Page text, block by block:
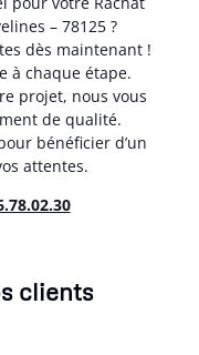
– 78125 ?
dès maintenant !
à chaque étape.
projet, nous vous
de qualité.
bénéficier d’un
attentes.
clients